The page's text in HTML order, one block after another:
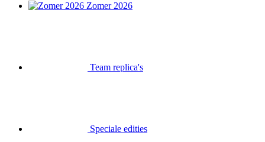
Zomer 2026
Team replica's
Speciale edities